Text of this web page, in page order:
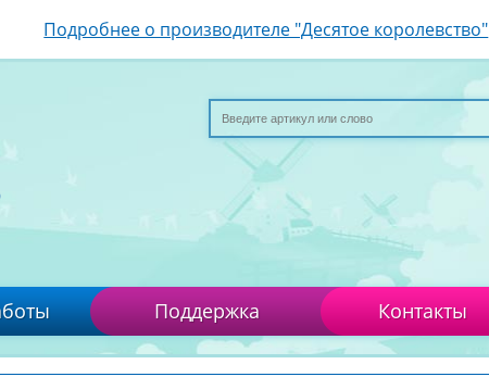
Подробнее о производителе "Десятое королевство"
Поддержка Контакты